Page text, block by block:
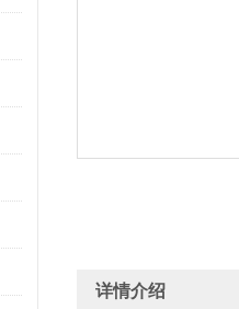
详情介绍